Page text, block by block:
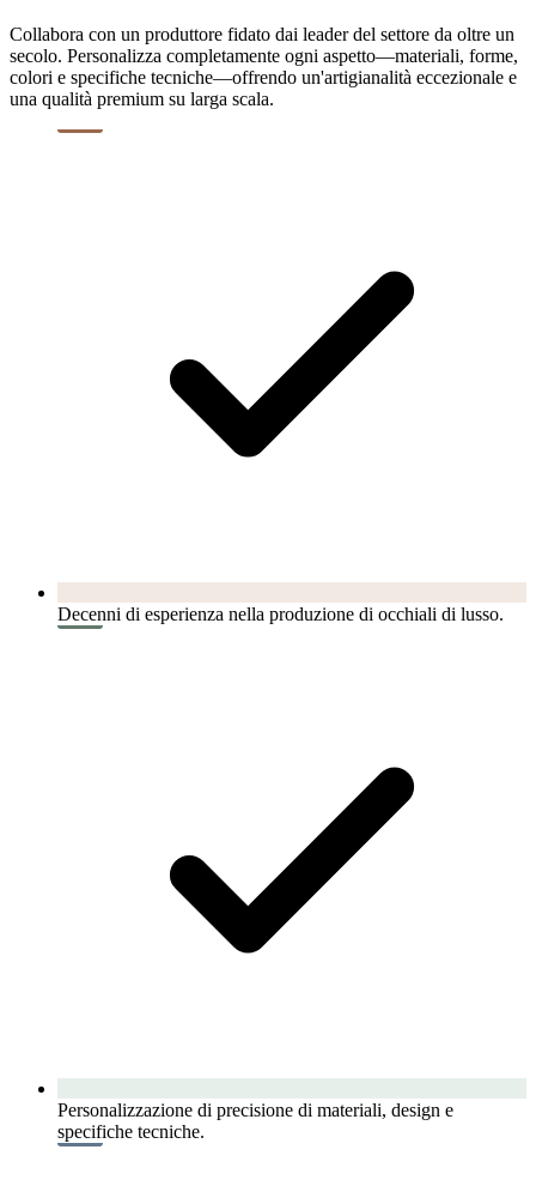
Collabora con un produttore fidato dai leader del settore da oltre un
secolo. Personalizza completamente ogni aspetto—materiali, forme,
colori e specifiche tecniche—offrendo un'artigianalità eccezionale e
una qualità premium su larga scala.
Decenni di esperienza nella produzione di occhiali di lusso.
Personalizzazione di precisione di materiali, design e
specifiche tecniche.